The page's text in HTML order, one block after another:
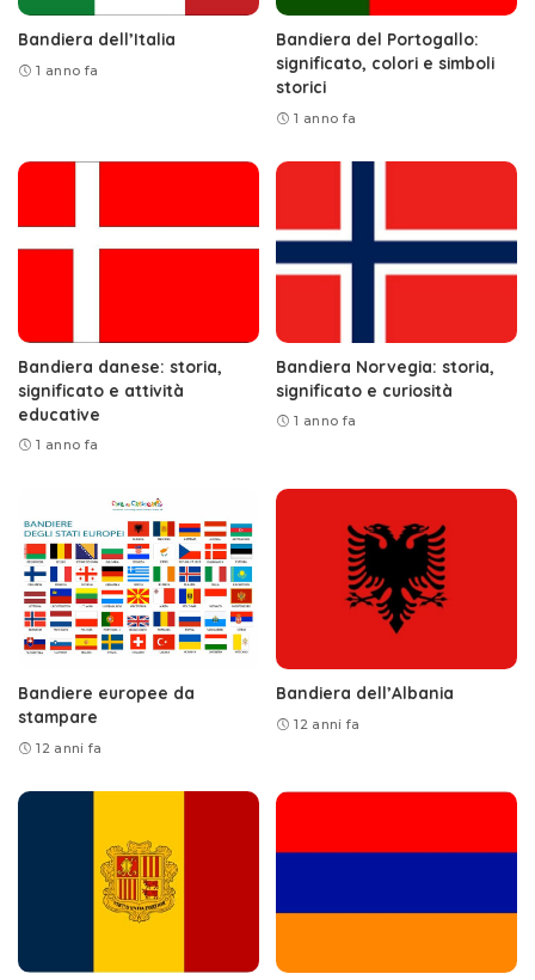
Bandiera dell’Italia
1 anno fa
Bandiera del Portogallo:
significato, colori e simboli
storici
1 anno fa
Bandiera danese: storia,
significato e attività
educative
1 anno fa
Bandiera Norvegia: storia,
significato e curiosità
1 anno fa
Bandiere europee da
stampare
12 anni fa
Bandiera dell’Albania
12 anni fa